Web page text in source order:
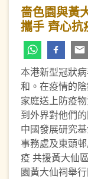
嗇色園與黃
攜手 齊心抗
本港新型冠狀
和。在疫情的
家庭送上防疫
到外界對他們
中國發展研究
事務處及東頭
疫 共援黃大仙
園黃大仙祠舉